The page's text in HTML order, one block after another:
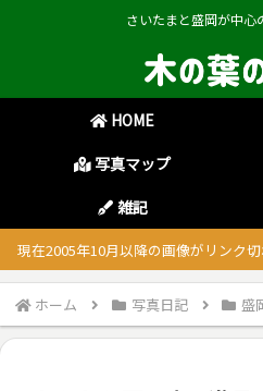
さいたまと盛岡が中心
HOME
写真マップ
雑記
現在2005年10月以降の画像がリンク
ホーム 写真日記 盛